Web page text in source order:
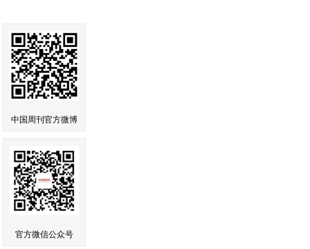
中国周刊官方微博
官方微信公众号